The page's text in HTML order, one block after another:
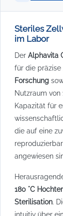
Steriles
im Labor
Der Alphavita
für die präzise
Forschung
Nutzraum von
Kapazität für
die auf eine
angewiesen
180 °C
Sterilisation.
intuitiv über